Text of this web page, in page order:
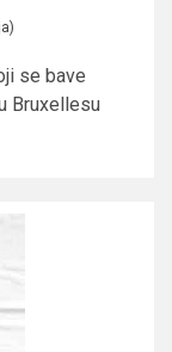
se bave
Bruxellesu